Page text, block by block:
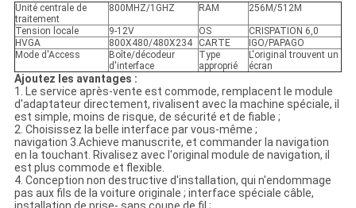
Unité centrale de
traitement
800MHZ/1GHZ RAM 256M/512M
Tension locale 9-12V OS
CRISPATION 6,0
HVGA
800X480/480X234 CARTE
IGO/PAPAGO
Mode d'Access
Boîte/décodeur
d'interface
Type
approprié
L'original trouvent un
écran
Ajoutez les avantages :
1. Le service après-vente est commode, remplacent le module
d'adaptateur directement, rivalisent avec la machine spéciale, il
est simple, moins de risque, de sécurité et de fiable ;
2. Choisissez la belle interface par vous-même ;
navigation 3.Achieve manuscrite, et commander la navigation
en la touchant. Rivalisez avec l'original module de navigation, il
est plus commode et flexible.
4. Conception non destructive d'installation, qui n'endommage
pas aux fils de la voiture originale ; interface spéciale câble,